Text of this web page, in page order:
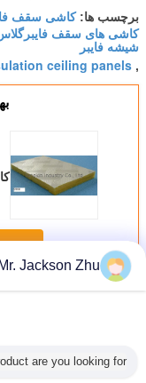
برچسب ها:کاشی سقف
کاشی های سقف
شیشه فایبر
,
ceiling panels
بیشکاشی سقف
Mr. Jackson Zhu
are you looking for?